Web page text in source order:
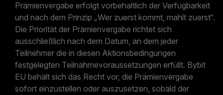
Prämienvergabe erfolgt vorbehaltlich der Verfügbarkeit
und nach dem Prinzip „Wer zuerst kommt, mahlt zuerst“.
Die Priorität der Prämienvergabe richtet sich
ausschließlich nach dem Datum, an dem jeder
Teilnehmer die in diesen Aktionsbedingungen
festgelegten Teilnahmevoraussetzungen erfüllt. Bybit
EU behält sich das Recht vor, die Prämienvergabe
sofort einzustellen oder auszusetzen, sobald der